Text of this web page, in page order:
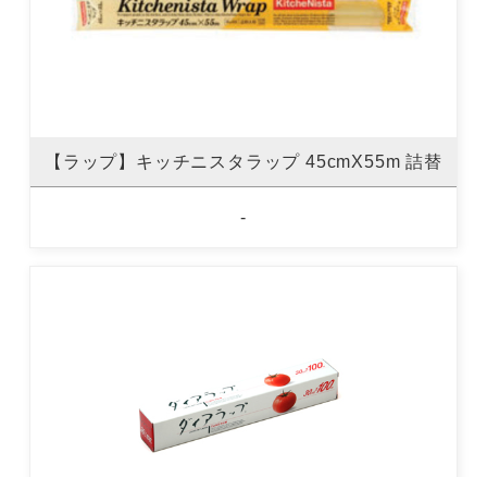
【ラップ】キッチニスタラップ 45cmX55m 詰替
-